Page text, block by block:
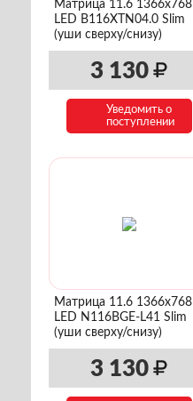
Матрица 11.6 1366x768
LED B116XTN04.0 Slim
(уши сверху/снизу)
3 130
Уведомить о
поступлении
Матрица 11.6 1366x768
LED N116BGE-L41 Slim
(уши сверху/снизу)
3 130